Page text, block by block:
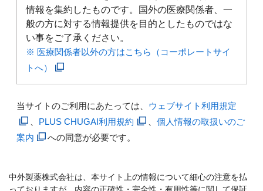
情報を集約したものです。国外の医療関係者、一
般の方に対する情報提供を目的としたものではな
い事をご了承ください。
※ 医療関係者以外の方はこちら（コーポレートサイ
トへ）
当サイトのご利用にあたっては、 ウェブサイト利用規定
PLUS CHUGAI利用規約
個人情報の取扱いのご
案内
への同意が必要です。
中外製薬株式会社は、本サイト上の情報について細心の注意を払
っておりますが、内容の正確性・完全性・有用性等に関して保証